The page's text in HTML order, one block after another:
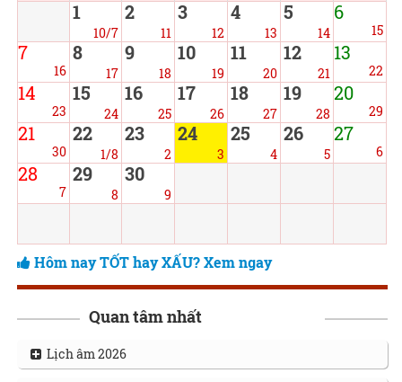
1
10/7
2
11
3
12
4
13
5
14
6
15
7
16
8
17
9
18
10
19
11
20
12
21
13
22
14
23
15
24
16
25
17
26
18
27
19
28
20
29
21
30
22
1/8
23
2
24
3
25
4
26
5
27
6
28
7
29
8
30
9
Hôm nay TỐT hay XẤU? Xem ngay
Quan tâm nhất
Lịch âm 2026